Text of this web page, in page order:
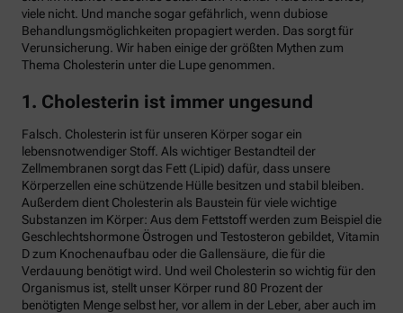
viele nicht. Und manche sogar gefährlich, wenn dubiose
Behandlungsmöglichkeiten propagiert werden. Das sorgt für
Verunsicherung. Wir haben einige der größten Mythen zum
Thema Cholesterin unter die Lupe genommen.
1. Cholesterin ist immer ungesund
Falsch. Cholesterin ist für unseren Körper sogar ein
lebensnotwendiger Stoff. Als wichtiger Bestandteil der
Zellmembranen sorgt das Fett (Lipid) dafür, dass unsere
Körperzellen eine schützende Hülle besitzen und stabil bleiben.
Außerdem dient Cholesterin als Baustein für viele wichtige
Substanzen im Körper: Aus dem Fettstoff werden zum Beispiel die
Geschlechtshormone Östrogen und Testosteron gebildet, Vitamin
D zum Knochenaufbau oder die Gallensäure, die für die
Verdauung benötigt wird. Und weil Cholesterin so wichtig für den
Organismus ist, stellt unser Körper rund 80 Prozent der
benötigten Menge selbst her, vor allem in der Leber, aber auch im